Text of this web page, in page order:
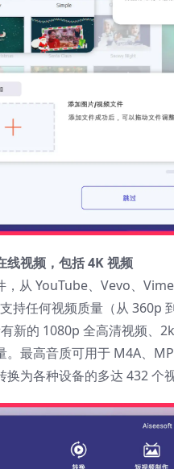
线视频，包括 4K 视频
，从 YouTube、Vevo、
持任何视频质量（从 360p
新的 1080p 全高清视频、
。最高音质可用于 M4A、
为各种设备的多达 432 个